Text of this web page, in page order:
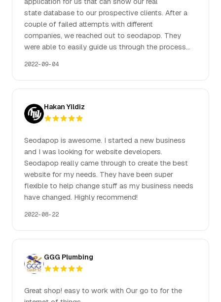
state database to our prospective clients. After a
couple of failed attempts with different
companies, we reached out to seodapop. They
were able to easily guide us through the process
you are looking for a company that knows how to
code seodapop should be on top of your list. They
are great at their job and really nice too.
2022-09-04
Hakan Yildiz
Seodapop is awesome. I started a new business
and I was looking for website developers.
Seodapop really came through to create the best
website for my needs. They have been super
flexible to help change stuff as my business needs
have changed. Highly recommend!
2022-08-22
GGG Plumbing
Great shop! easy to work with Our go to for the